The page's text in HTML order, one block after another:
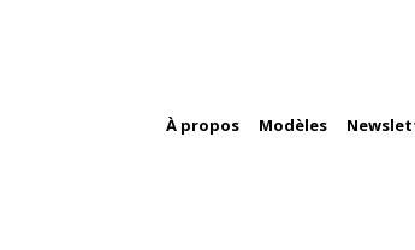
À propos Modèles